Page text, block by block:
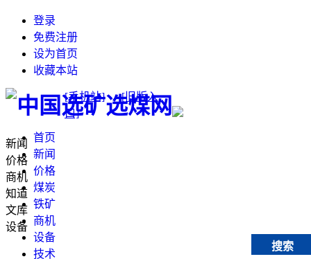
登录
免费注册
设为首页
收藏本站
[手机站]
[旧版入
口]
首页
新闻
价格
煤炭
铁矿
商机
设备
技术
新闻
价格
商机
知道
文库
设备
搜索